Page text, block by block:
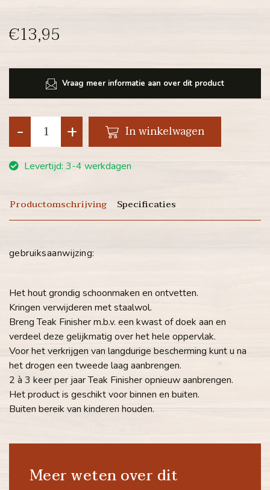
€13,95
Vraag meer informatie aan over dit product
+
- In winkelwagen
Levertijd: 3-4 werkdagen
Productomschrijving Specificaties
gebruiksaanwijzing:
Het hout grondig schoonmaken en ontvetten.
Kringen verwijderen met staalwol.
Breng Teak Finisher m.b.v. een kwast of doek aan en
verdeel deze gelijkmatig over het hele oppervlak.
Voor het verkrijgen van langdurige bescherming kunt u na
het drogen een tweede laag aanbrengen.
2 à 3 keer per jaar Teak Finisher opnieuw aanbrengen.
Het product is geschikt voor binnen en buiten.
Buiten bereik van kinderen houden.
Meer weten over dit